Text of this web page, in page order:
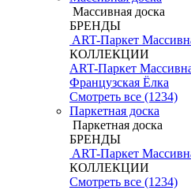
Массивная доска
БРЕНДЫ
ART-Паркет
КОЛЛЕКЦИИ
ART-Паркет
Французская Ёлка
Смотреть все (1234)
Паркетная доска
Паркетная доска
БРЕНДЫ
ART-Паркет
КОЛЛЕКЦИИ
Смотреть все (1234)